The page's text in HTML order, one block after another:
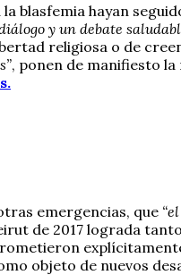
blasfemia hayan
y un debate
religiosa o de
, ponen de manifiesto
emergencias, que
de 2017 lograda
objeto de nuevos